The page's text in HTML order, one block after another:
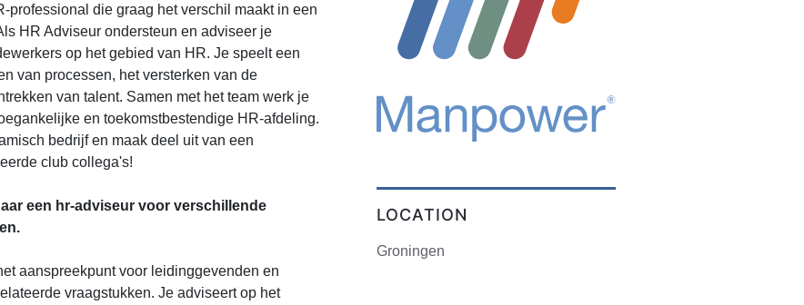
professional die graag het verschil maakt in een
HR Adviseur ondersteun en adviseer je
op het gebied van HR. Je speelt een
van processen, het versterken van de
van talent. Samen met het team werk je
en toekomstbestendige HR-afdeling.
bedrijf en maak deel uit van een
club collega's!
een hr-adviseur voor verschillende
aanspreekpunt voor leidinggevenden en
vraagstukken. Je adviseert op het
LOCATION
Groningen